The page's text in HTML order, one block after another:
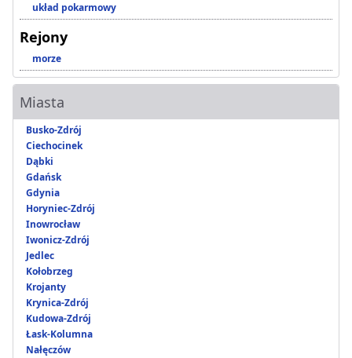
układ pokarmowy
Rejony
morze
Miasta
Busko-Zdrój
Ciechocinek
Dąbki
Gdańsk
Gdynia
Horyniec-Zdrój
Inowrocław
Iwonicz-Zdrój
Jedlec
Kołobrzeg
Krojanty
Krynica-Zdrój
Kudowa-Zdrój
Łask-Kolumna
Nałęczów